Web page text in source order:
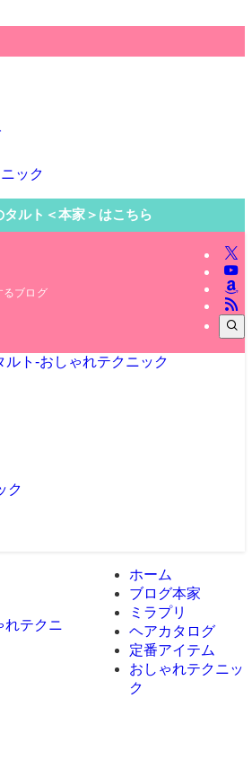
ック
タルト＜本家＞はこちら
るブログ
ルト-おしゃれテクニック
ク
れテクニ
ホーム
ブログ本家
ミラプリ
ヘアカタログ
定番アイテム
おしゃれテクニッ
ク